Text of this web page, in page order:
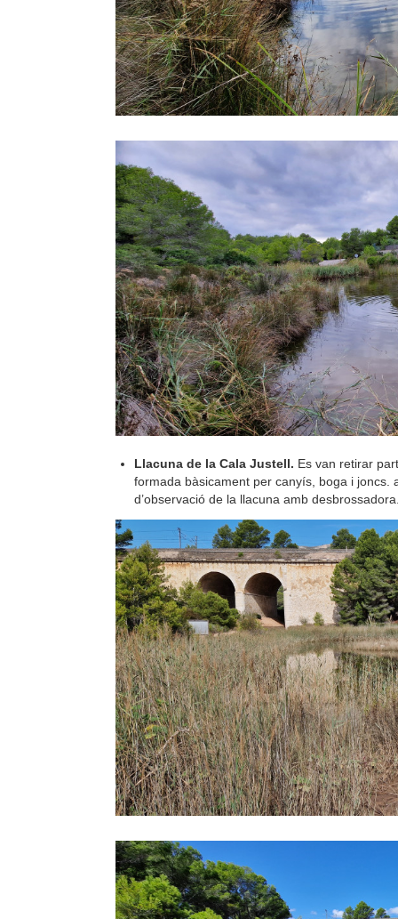
Llacuna de la Cala Justell. Es van retirar
formada bàsicament per canyís, boga i joncs.
d’observació de la llacuna amb